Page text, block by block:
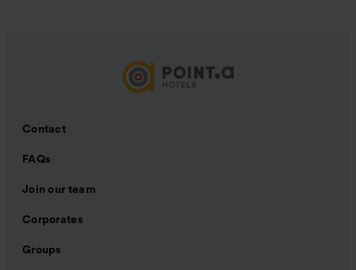
Contact
FAQs
Join our team
Corporates
Groups